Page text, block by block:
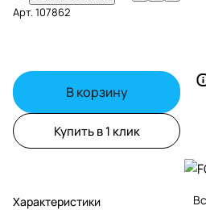
Арт.107862
В корзину
Купить в 1 клик
Характеристики